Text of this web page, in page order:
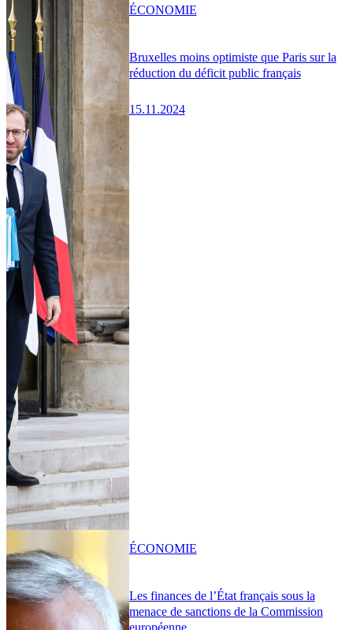
Bruxelles moins optimiste que Paris sur la
réduction du déficit public français
15.11.2024
ÉCONOMIE
Les finances de l’État français sous la
menace de sanctions de la Commission
ÉCONOMIE